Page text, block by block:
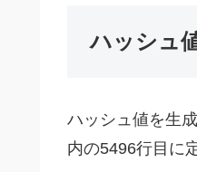
ハッシュ
ハッシュ値を生
内の5496行目に